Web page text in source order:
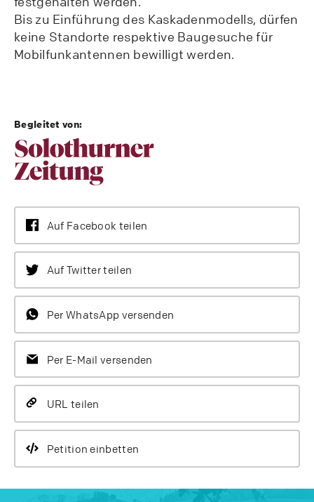
Bis zu Einführung des Kaskadenmodells, dürfen
keine Standorte respektive Baugesuche für
Mobilfunkantennen bewilligt werden.
Begleitet von:
Auf Facebook teilen
Auf Twitter teilen
Per WhatsApp versenden
Per E-Mail versenden
URL teilen
Petition einbetten